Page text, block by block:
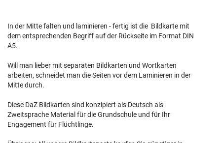
In der Mitte falten und laminieren - fertig ist die Bildkarte mit
dem entsprechenden Begriff auf der Rückseite im Format DIN
A5.
Will man lieber mit separaten Bildkarten und Wortkarten
arbeiten, schneidet man die Seiten vor dem Laminieren in der
Mitte durch.
Diese DaZ Bildkarten sind konzipiert als Deutsch als
Zweitsprache Material für die Grundschule und für Ihr
Engagement für Flüchtlinge.